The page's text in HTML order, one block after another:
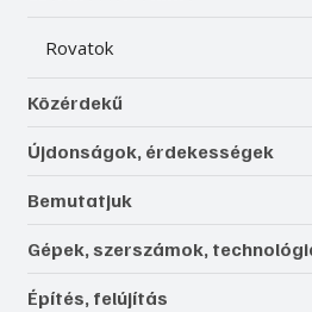
Rovatok
Közérdekű
Újdonságok, érdekességek
Bemutatjuk
Gépek, szerszámok,
Építés, felújítás